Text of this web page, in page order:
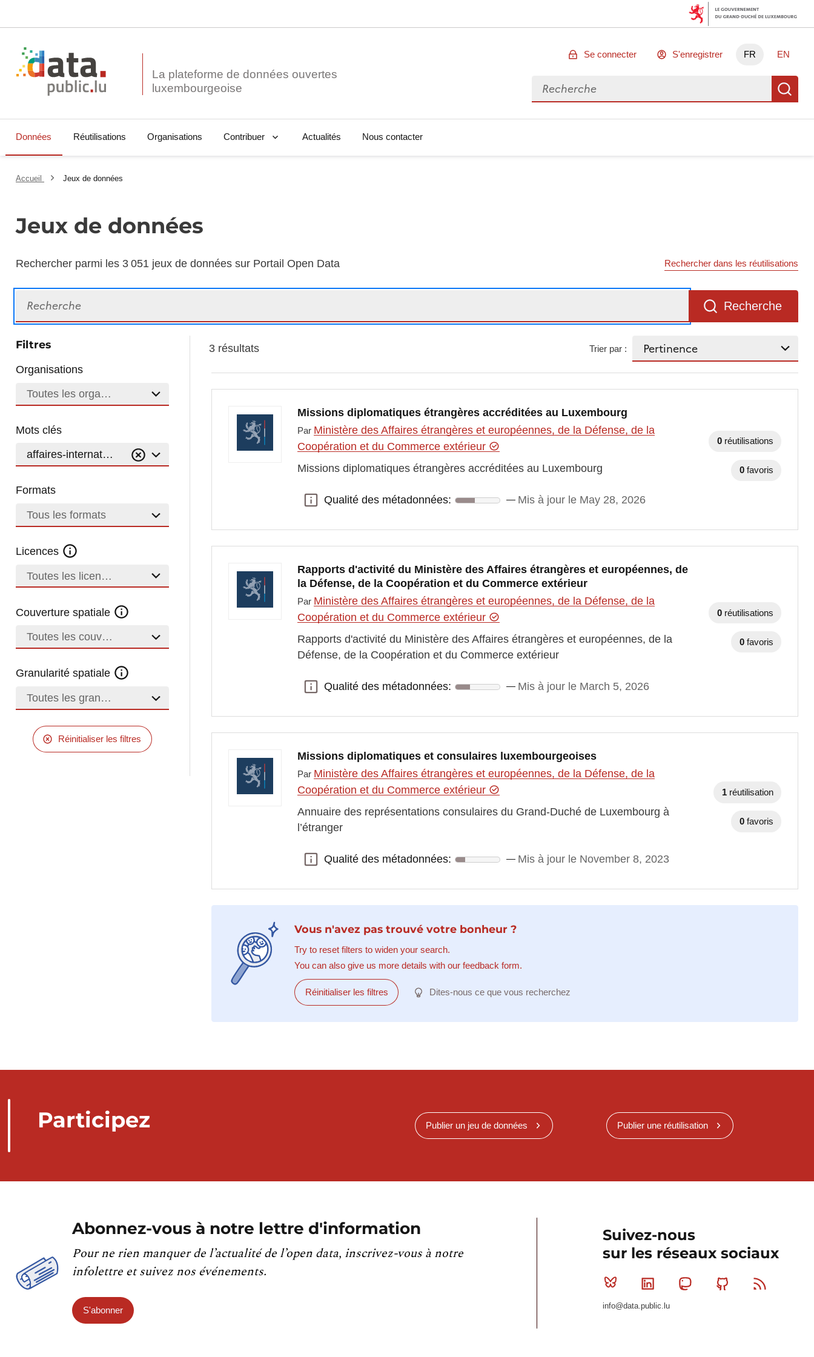
La plateforme de données ouvertes
Se connecter S'enregistrer FR EN
Rechercher des données
Données Réutilisations Organisations Contribuer Actualités Nous contacter
Accueil Jeux de données
Jeux de données
Rechercher parmi les 3 051 jeux de données sur Portail Open Data Rechercher dans les réutilisations
Recherche
Filtres
Organisations
Toutes les organisations
Mots clés
affaires-internationales
Formats
Tous les formats
Licences
Toutes les licences
Couverture spatiale
Toutes les couvertures
Granularité spatiale
Toutes les granularités
Réinitialiser les filtres
3 résultats Trier par :
Missions diplomatiques étrangères accréditées au Luxembourg
Par Ministère des Affaires étrangères et européennes, de la Défense, de la
Coopération et du Commerce extérieur
Missions diplomatiques étrangères accréditées au Luxembourg
Qualité des métadonnées:
Qualité des métadonnées: Mis à jour le May 28, 2026
0 réutilisations
0 favoris
Rapports d'activité du Ministère des Affaires étrangères et européennes, de
la Défense, de la Coopération et du Commerce extérieur
Par Ministère des Affaires étrangères et européennes, de la Défense, de la
Coopération et du Commerce extérieur
Rapports d'activité du Ministère des Affaires étrangères et européennes, de la
Défense, de la Coopération et du Commerce extérieur
Qualité des métadonnées:
Qualité des métadonnées: Mis à jour le March 5, 2026
0 réutilisations
0 favoris
Missions diplomatiques et consulaires luxembourgeoises
Par Ministère des Affaires étrangères et européennes, de la Défense, de la
Coopération et du Commerce extérieur
Annuaire des représentations consulaires du Grand-Duché de Luxembourg à
l’étranger
Qualité des métadonnées:
Qualité des métadonnées: Mis à jour le November 8, 2023
1 réutilisation
0 favoris
Vous n'avez pas trouvé votre bonheur ?
Try to reset filters to widen your search.
You can also give us more details with our feedback form.
Réinitialiser les filtres Dites-nous ce que vous recherchez
Participez Publier un jeu de données Publier une réutilisation
Abonnez-vous à notre lettre d'information
Pour ne rien manquer de l’actualité de l’open data, inscrivez-vous à notre
infolettre et suivez nos événements.
S'abonner
Suivez-nous
sur les réseaux sociaux
Bluesky Linkedin MastodonGithub
info@data.public.lu